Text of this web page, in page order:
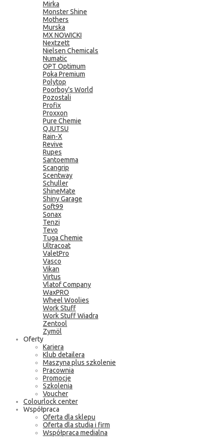
Mirka
Monster Shine
Mothers
Murska
MX NOWICKI
Nextzett
Nielsen Chemicals
Numatic
OPT Optimum
Poka Premium
Polytop
Poorboy's World
Pozostali
Profix
Proxxon
Pure Chemie
QJUTSU
Rain-X
Revive
Rupes
Santoemma
Scangrip
Scentway
Schuller
ShineMate
Shiny Garage
Soft99
Sonax
Tenzi
Tevo
Tuga Chemie
Ultracoat
ValetPro
Vasco
Vikan
Virtus
Vlatof Company
WaxPRO
Wheel Woolies
Work Stuff
Work Stuff Wiadra
Zentool
Zymöl
Oferty
Kariera
Klub detailera
Maszyna plus szkolenie
Pracownia
Promocje
Szkolenia
Voucher
Colourlock center
Współpraca
Oferta dla sklepu
Oferta dla studia i firm
Współpraca medialna